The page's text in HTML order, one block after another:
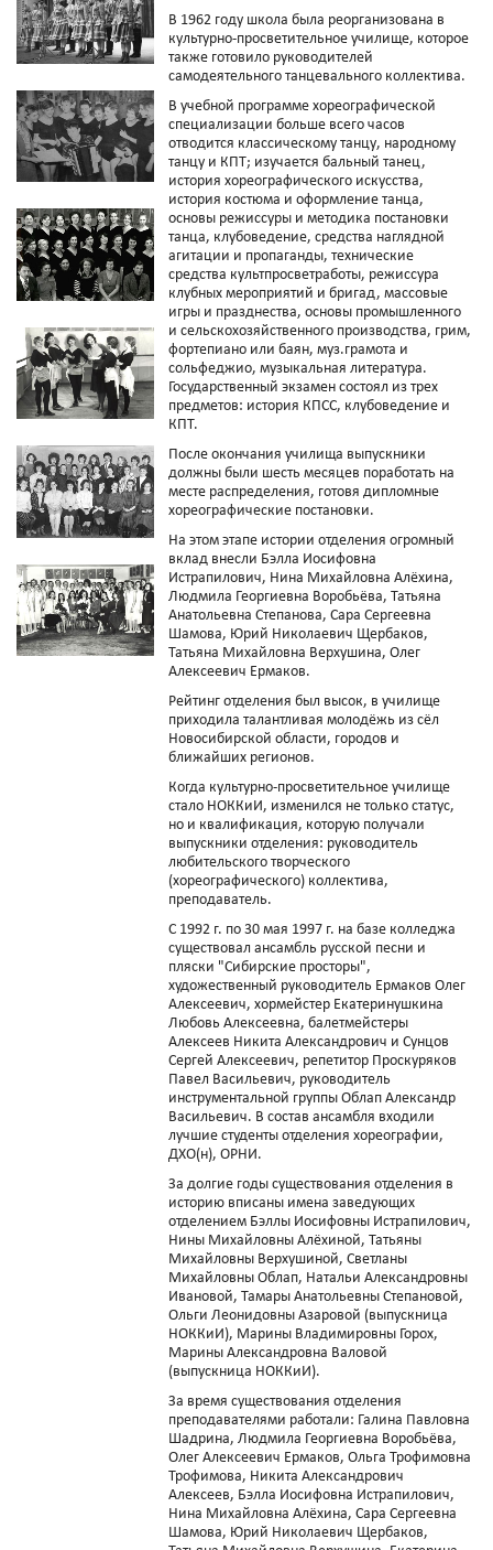
В 1962 году школа была реорганизована в
культурно-просветительное училище, которое
также готовило руководителей
самодеятельного танцевального коллектива.
В учебной программе хореографической
специализации больше всего часов
отводится классическому танцу, народному
танцу и КПТ; изучается бальный танец,
история хореографического искусства,
история костюма и оформление танца,
основы режиссуры и методика постановки
танца, клубоведение, средства наглядной
агитации и пропаганды, технические
средства культпросветработы, режиссура
клубных мероприятий и бригад, массовые
игры и празднества, основы промышленного
и сельскохозяйственного производства, грим,
фортепиано или баян, муз.грамота и
сольфеджио, музыкальная литература.
Государственный экзамен состоял из трех
предметов: история КПСС, клубоведение и
КПТ.
После окончания училища выпускники
должны были шесть месяцев поработать на
месте распределения, готовя дипломные
хореографические постановки.
На этом этапе истории отделения огромный
вклад внесли Бэлла Иосифовна
Истрапилович, Нина Михайловна Алёхина,
Людмила Георгиевна Воробьёва, Татьяна
Анатольевна Степанова, Сара Сергеевна
Шамова, Юрий Николаевич Щербаков,
Татьяна Михайловна Верхушина, Олег
Алексеевич Ермаков.
Рейтинг отделения был высок, в училище
приходила талантливая молодёжь из сёл
Новосибирской области, городов и
ближайших регионов.
Когда культурно-просветительное училище
стало НОККиИ, изменился не только статус,
но и квалификация, которую получали
выпускники отделения: руководитель
любительского творческого
(хореографического) коллектива,
преподаватель.
С 1992 г. по 30 мая 1997 г. на базе колледжа
существовал ансамбль русской песни и
пляски "Сибирские просторы",
художественный руководитель Ермаков Олег
Алексеевич, хормейстер Екатеринушкина
Любовь Алексеевна, балетмейстеры
Алексеев Никита Александрович и Сунцов
Сергей Алексеевич, репетитор Проскуряков
Павел Васильевич, руководитель
инструментальной группы Облап Александр
Васильевич. В состав ансамбля входили
лучшие студенты отделения хореографии,
ДХО(н), ОРНИ.
За долгие годы существования отделения в
историю вписаны имена заведующих
отделением Бэллы Иосифовны Истрапилович,
Нины Михайловны Алёхиной, Татьяны
Михайловны Верхушиной, Светланы
Михайловны Облап, Натальи Александровны
Ивановой, Тамары Анатольевны Степановой,
Ольги Леонидовны Азаровой (выпускница
НОККиИ), Марины Владимировны Горох,
Марины Александровна Валовой
(выпускница НОККиИ).
За время существования отделения
преподавателями работали: Галина Павловна
Шадрина, Людмила Георгиевна Воробьёва,
Олег Алексеевич Ермаков, Ольга Трофимовна
Трофимова, Никита Александрович
Алексеев, Бэлла Иосифовна Истрапилович,
Нина Михайловна Алёхина, Сара Сергеевна
Шамова, Юрий Николаевич Щербаков,